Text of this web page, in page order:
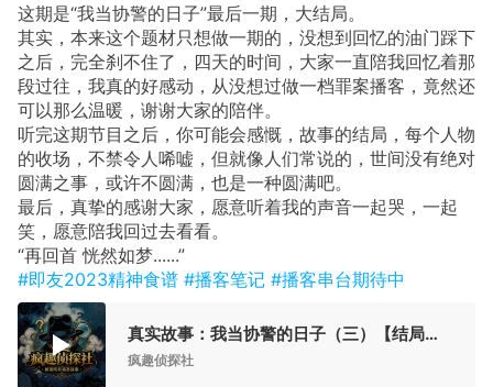
这期是“我当协警的日子”最后一期，大结局。
其实，本来这个题材只想做一期的，没想到回忆的油门踩下
之后，完全刹不住了，四天的时间，大家一直陪我回忆着那
段过往，我真的好感动，从没想过做一档罪案播客，竟然还
可以那么温暖，谢谢大家的陪伴。
听完这期节目之后，你可能会感慨，故事的结局，每个人物
的收场，不禁令人唏嘘，但就像人们常说的，世间没有绝对
圆满之事，或许不圆满，也是一种圆满吧。
最后，真挚的感谢大家，愿意听着我的声音一起哭，一起
笑，愿意陪我回过去看看。
“再回首 恍然如梦......”
#即友2023精神食谱 #播客笔记 #播客串台期待中
真实故事：我当协警的日子（三）【结局】-疯探38
疯趣侦探社